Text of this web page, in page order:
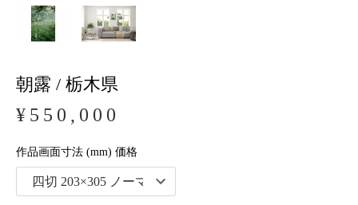
朝露 / 栃木県
¥550,000
作品画面寸法 (mm) 価格